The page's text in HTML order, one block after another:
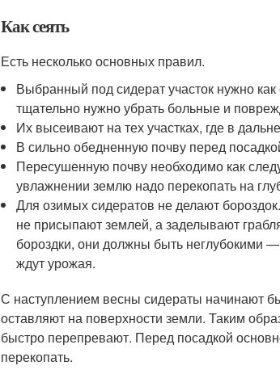
Как сеять
Есть несколько основных правил.
Выбранный под сидерат участок нужно
тщательно нужно убрать больные и
Их высеивают на тех участках, где в
В сильно обедненную почву перед
Пересушенную почву необходимо как
увлажнении землю надо перекопать на
Для озимых сидератов не делают
не присыпают землей, а заделывают
бороздки, они должны быть неглубокими
ждут урожая.
С наступлением весны сидераты начинают
оставляют на поверхности земли. Таким
быстро перепревают. Перед посадкой
перекопать.